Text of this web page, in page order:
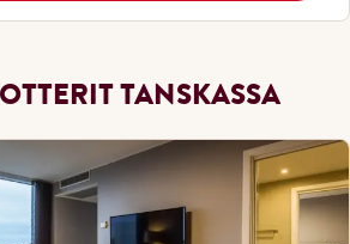
TANSKASSA